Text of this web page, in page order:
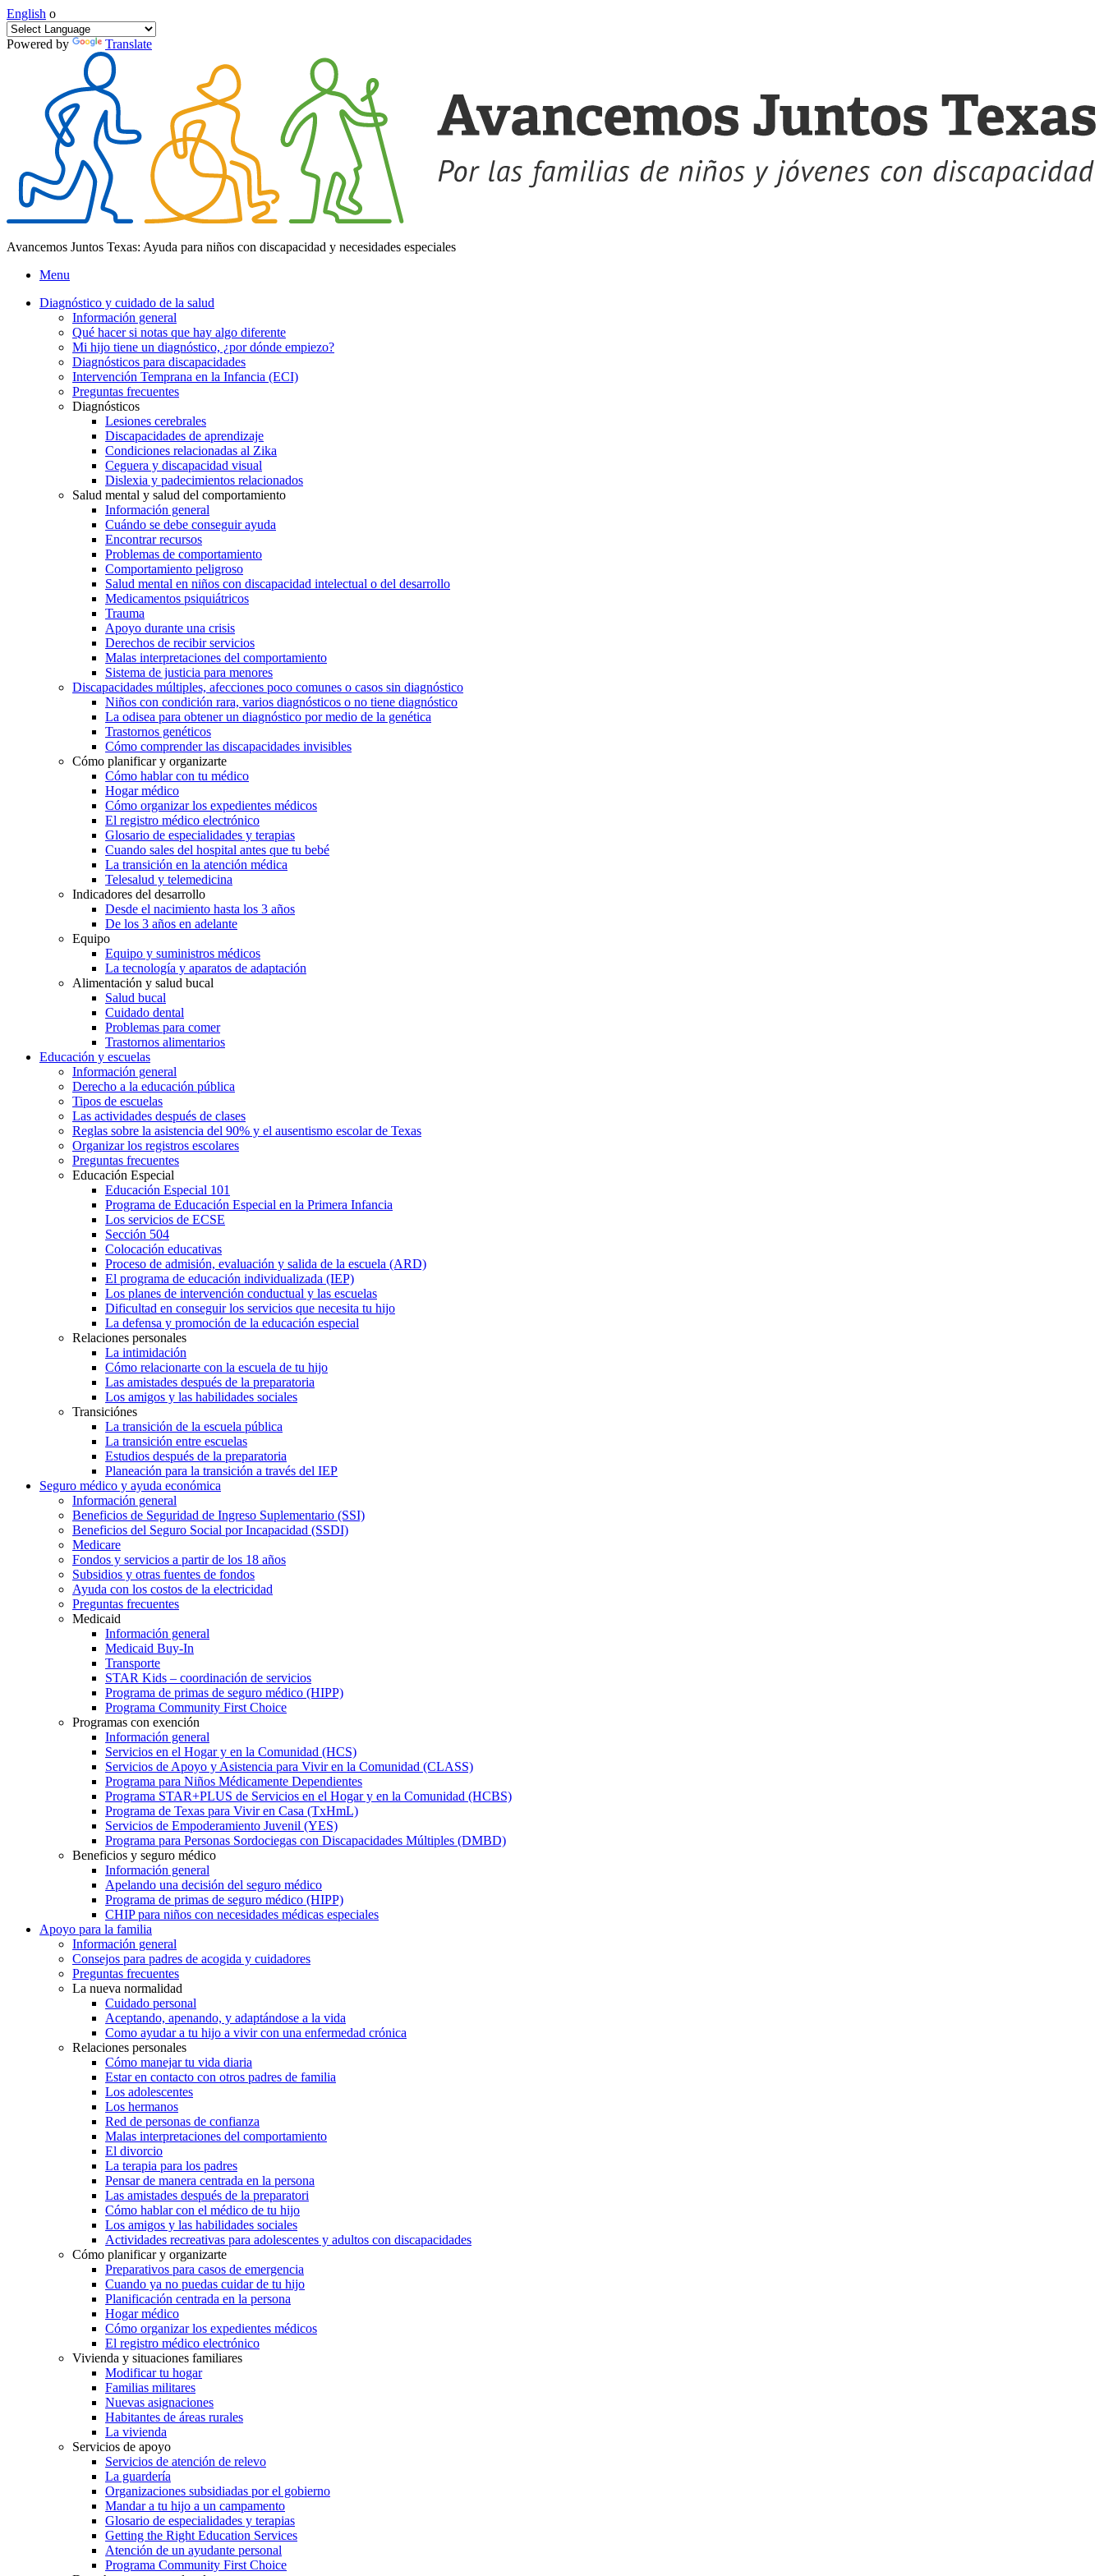
English o
Powered by Translate
Avancemos Juntos Texas: Ayuda para niños con discapacidad y necesidades especiales
Menu
Diagnóstico y cuidado de la salud
Información general
Qué hacer si notas que hay algo diferente
Mi hijo tiene un diagnóstico, ¿por dónde empiezo?
Diagnósticos para discapacidades
Intervención Temprana en la Infancia (ECI)
Preguntas frecuentes
Diagnósticos
Lesiones cerebrales
Discapacidades de aprendizaje
Condiciones relacionadas al Zika
Ceguera y discapacidad visual
Dislexia y padecimientos relacionados
Salud mental y salud del comportamiento
Información general
Cuándo se debe conseguir ayuda
Encontrar recursos
Problemas de comportamiento
Comportamiento peligroso
Salud mental en niños con discapacidad intelectual o del desarrollo
Medicamentos psiquiátricos
Trauma
Apoyo durante una crisis
Derechos de recibir servicios
Malas interpretaciones del comportamiento
Sistema de justicia para menores
Discapacidades múltiples, afecciones poco comunes o casos sin diagnóstico
Niños con condición rara, varios diagnósticos o no tiene diagnóstico
La odisea para obtener un diagnóstico por medio de la genética
Trastornos genéticos
Cómo comprender las discapacidades invisibles
Cómo planificar y organizarte
Cómo hablar con tu médico
Hogar médico
Cómo organizar los expedientes médicos
El registro médico electrónico
Glosario de especialidades y terapias
Cuando sales del hospital antes que tu bebé
La transición en la atención médica
Telesalud y telemedicina
Indicadores del desarrollo
Desde el nacimiento hasta los 3 años
De los 3 años en adelante
Equipo
Equipo y suministros médicos
La tecnología y aparatos de adaptación
Alimentación y salud bucal
Salud bucal
Cuidado dental
Problemas para comer
Trastornos alimentarios
Educación y escuelas
Información general
Derecho a la educación pública
Tipos de escuelas
Las actividades después de clases
Reglas sobre la asistencia del 90% y el ausentismo escolar de Texas
Organizar los registros escolares
Preguntas frecuentes
Educación Especial
Educación Especial 101
Programa de Educación Especial en la Primera Infancia
Los servicios de ECSE
Sección 504
Colocación educativas
Proceso de admisión, evaluación y salida de la escuela (ARD)
El programa de educación individualizada (IEP)
Los planes de intervención conductual y las escuelas
Dificultad en conseguir los servicios que necesita tu hijo
La defensa y promoción de la educación especial
Relaciones personales
La intimidación
Cómo relacionarte con la escuela de tu hijo
Las amistades después de la preparatoria
Los amigos y las habilidades sociales
Transiciónes
La transición de la escuela pública
La transición entre escuelas
Estudios después de la preparatoria
Planeación para la transición a través del IEP
Seguro médico y ayuda económica
Información general
Beneficios de Seguridad de Ingreso Suplementario (SSI)
Beneficios del Seguro Social por Incapacidad (SSDI)
Medicare
Fondos y servicios a partir de los 18 años
Subsidios y otras fuentes de fondos
Ayuda con los costos de la electricidad
Preguntas frecuentes
Medicaid
Información general
Medicaid Buy-In
Transporte
STAR Kids – coordinación de servicios
Programa de primas de seguro médico (HIPP)
Programa Community First Choice
Programas con exención
Información general
Servicios en el Hogar y en la Comunidad (HCS)
Servicios de Apoyo y Asistencia para Vivir en la Comunidad (CLASS)
Programa para Niños Médicamente Dependientes
Programa STAR+PLUS de Servicios en el Hogar y en la Comunidad (HCBS)
Programa de Texas para Vivir en Casa (TxHmL)
Servicios de Empoderamiento Juvenil (YES)
Programa para Personas Sordociegas con Discapacidades Múltiples (DMBD)
Beneficios y seguro médico
Información general
Apelando una decisión del seguro médico
Programa de primas de seguro médico (HIPP)
CHIP para niños con necesidades médicas especiales
Apoyo para la familia
Información general
Consejos para padres de acogida y cuidadores
Preguntas frecuentes
La nueva normalidad
Cuidado personal
Aceptando, apenando, y adaptándose a la vida
Como ayudar a tu hijo a vivir con una enfermedad crónica
Relaciones personales
Cómo manejar tu vida diaria
Estar en contacto con otros padres de familia
Los adolescentes
Los hermanos
Red de personas de confianza
Malas interpretaciones del comportamiento
El divorcio
La terapia para los padres
Pensar de manera centrada en la persona
Las amistades después de la preparatori
Cómo hablar con el médico de tu hijo
Los amigos y las habilidades sociales
Actividades recreativas para adolescentes y adultos con discapacidades
Cómo planificar y organizarte
Preparativos para casos de emergencia
Cuando ya no puedas cuidar de tu hijo
Planificación centrada en la persona
Hogar médico
Cómo organizar los expedientes médicos
El registro médico electrónico
Vivienda y situaciones familiares
Modificar tu hogar
Familias militares
Nuevas asignaciones
Habitantes de áreas rurales
La vivienda
Servicios de apoyo
Servicios de atención de relevo
La guardería
Organizaciones subsidiadas por el gobierno
Mandar a tu hijo a un campamento
Glosario de especialidades y terapias
Getting the Right Education Services
Atención de un ayudante personal
Programa Community First Choice